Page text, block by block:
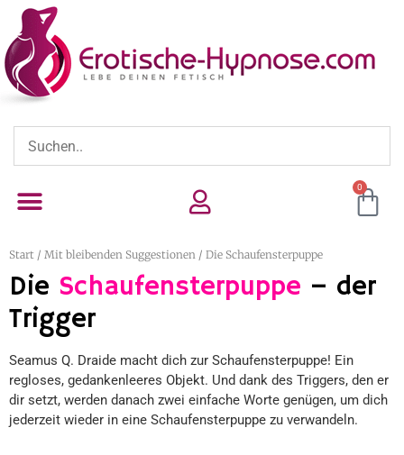
0
Start / Mit bleibenden Suggestionen / Die Schaufensterpuppe
Die Schaufensterpuppe – der
Trigger
Seamus Q. Draide macht dich zur Schaufensterpuppe! Ein
regloses, gedankenleeres Objekt. Und dank des Triggers, den er
dir setzt, werden danach zwei einfache Worte genügen, um dich
jederzeit wieder in eine Schaufensterpuppe zu verwandeln.